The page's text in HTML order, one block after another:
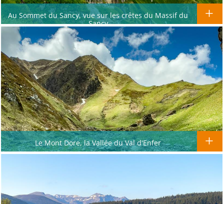
Au Sommet du Sancy, vue sur les crêtes du Massif du
Sancy
Le Mont Dore, la Vallée du Val d'Enfer